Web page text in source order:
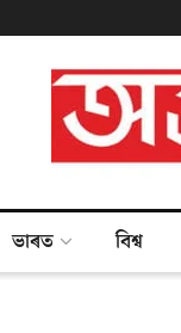
ভাৰত বিশ্ব